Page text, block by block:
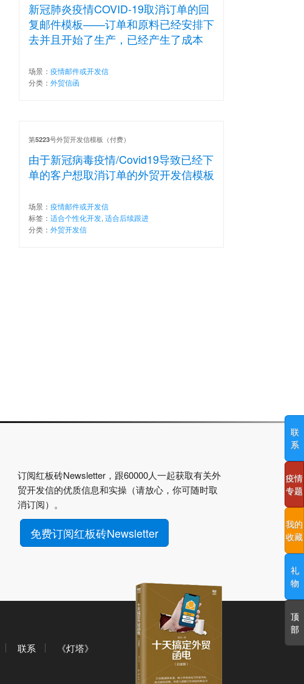
新冠肺炎疫情COVID-19取消订单的回
复邮件模板——订单和原料已经安排下
去并且开始了生产，已经产生了成本
场景： 疫情邮件或开发信
分类： 外贸信函
由于新冠病毒疫情/Covid19导致已经下
单的客户想取消订单的外贸开发信模板
第5223号外贸开发信模板（付费）
场景： 疫情邮件或开发信
标签： 适合个性化开发, 适合后续跟进
分类： 外贸开发信
订阅红板砖Newsletter，跟60000人一起获取有关外
贸开发信的优质信息和实操（请放心，你可随时取
消订阅）。
免费订阅红板砖Newsletter
联系 《灯塔》
联
系
疫情
专题
我的
收藏
礼
物
顶
部